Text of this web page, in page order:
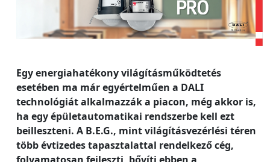
Egy energiahatékony világításműködtetés
esetében ma már egyértelműen a DALI
technológiát alkalmazzák a piacon, még akkor is,
ha egy épületautomatikai rendszerbe kell ezt
beilleszteni. A B.E.G., mint világításvezérlési téren
több évtizedes tapasztalattal rendelkező cég,